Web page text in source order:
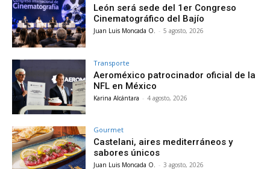
León será sede del 1er Congreso
Cinematográfico del Bajío
Juan Luis Moncada O. - 5 agosto, 2026
Transporte
Aeroméxico patrocinador oficial de la
NFL en México
Karina Alcántara - 4 agosto, 2026
Gourmet
Castelani, aires mediterráneos y
sabores únicos
Juan Luis Moncada O. - 3 agosto, 2026